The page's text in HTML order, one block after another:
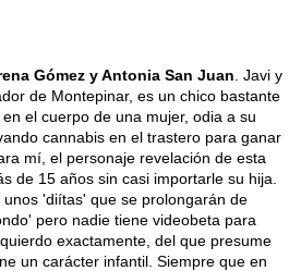
Gómez y Antonia San Juan . Javi y
de Montepinar, es un chico bastante
el cuerpo de una mujer, odia a su
cannabis en el trastero para ganar
mí, el personaje revelación de esta
de 15 años sin casi importarle su hija.
'diítas' que se prolongarán de
pero nadie tiene videobeta para
exactamente, del que presume
un carácter infantil. Siempre que en